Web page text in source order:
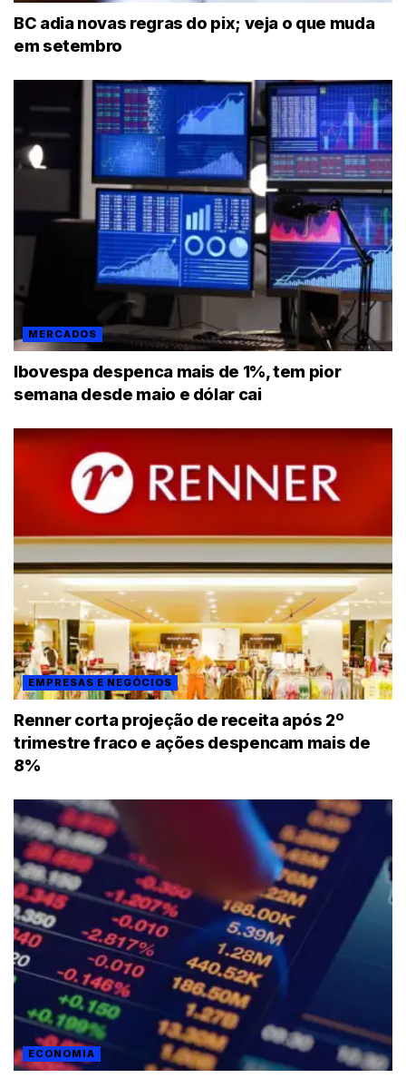
BC adia novas regras do pix; veja o que muda
em setembro
MERCADOS
Ibovespa despenca mais de 1%, tem pior
semana desde maio e dólar cai
EMPRESAS E NEGÓCIOS
Renner corta projeção de receita após 2º
trimestre fraco e ações despencam mais de
8%
ECONOMIA